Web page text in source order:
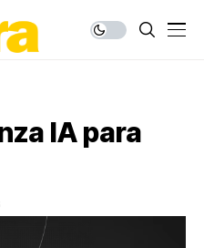
IA para